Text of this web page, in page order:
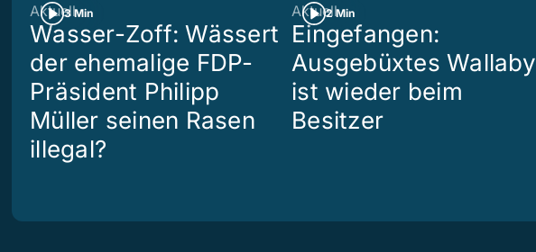
3 Min
Aktuell
Wasser-Zoff: Wässert
der ehemalige FDP-
Präsident Philipp
Müller seinen Rasen
illegal?
2 Min
Aktuell
Eingefangen:
Ausgebüxtes Wallaby
ist wieder beim
Besitzer